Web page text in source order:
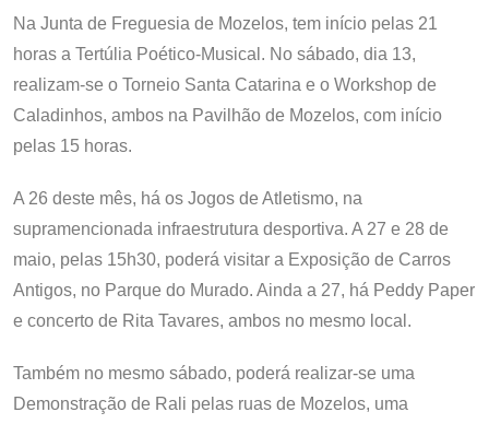
Na Junta de Freguesia de Mozelos, tem início pelas 21
horas a Tertúlia Poético-Musical. No sábado, dia 13,
realizam-se o Torneio Santa Catarina e o Workshop de
Caladinhos, ambos na Pavilhão de Mozelos, com início
pelas 15 horas.
A 26 deste mês, há os Jogos de Atletismo, na
supramencionada infraestrutura desportiva. A 27 e 28 de
maio, pelas 15h30, poderá visitar a Exposição de Carros
Antigos, no Parque do Murado. Ainda a 27, há Peddy Paper
e concerto de Rita Tavares, ambos no mesmo local.
Também no mesmo sábado, poderá realizar-se uma
Demonstração de Rali pelas ruas de Mozelos, uma